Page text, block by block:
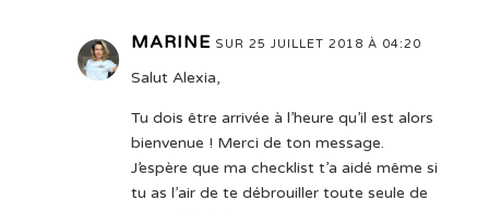
MARINE SUR 25 JUILLET 2018 À 04:20
Salut Alexia,
Tu dois être arrivée à l’heure qu’il est alors
bienvenue ! Merci de ton message.
J’espère que ma checklist t’a aidé même si
tu as l’air de te débrouiller toute seule de